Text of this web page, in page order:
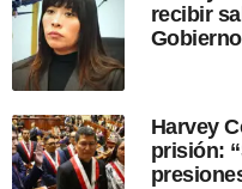
d
e
u
b
l
recibir
Harvey
prisión: